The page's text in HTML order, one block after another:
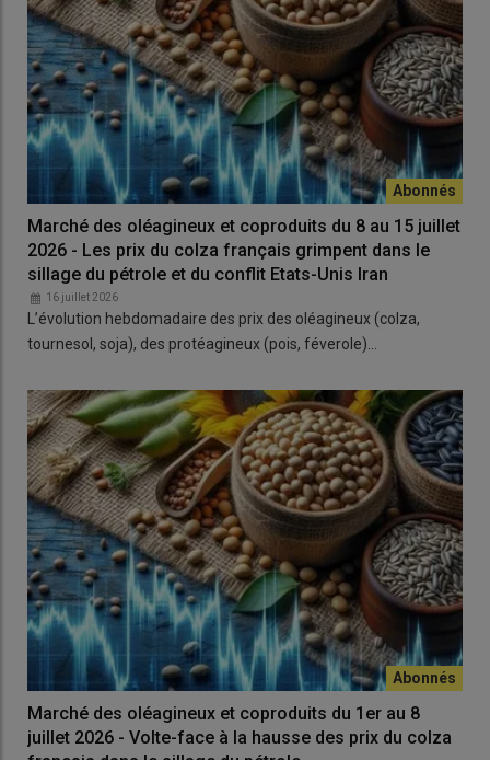
Marché des oléagineux et coproduits du 8 au 15 juillet
2026 - Les prix du colza français grimpent dans le
sillage du pétrole et du conflit Etats-Unis Iran
16 juillet 2026
L’évolution hebdomadaire des prix des oléagineux (colza,
tournesol, soja), des protéagineux (pois, féverole)…
Marché des oléagineux et coproduits du 1er au 8
juillet 2026 - Volte-face à la hausse des prix du colza